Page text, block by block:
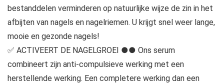
bestanddelen verminderen op natuurlijke wijze de zin in het
afbijten van nagels en nagelriemen. U krijgt snel weer lange,
mooie en gezonde nagels!
✅ ACTIVEERT DE NAGELGROEI ●● Ons serum
combineert zijn anti-compulsieve werking met een
herstellende werking. Een completere werking dan een